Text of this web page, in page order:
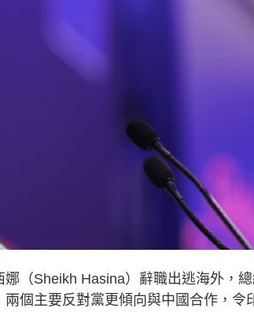
（Sheikh Hasina）辭職出逃海外，
個主要反對黨更傾向與中國合作，令